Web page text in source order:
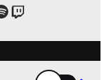
Twitch